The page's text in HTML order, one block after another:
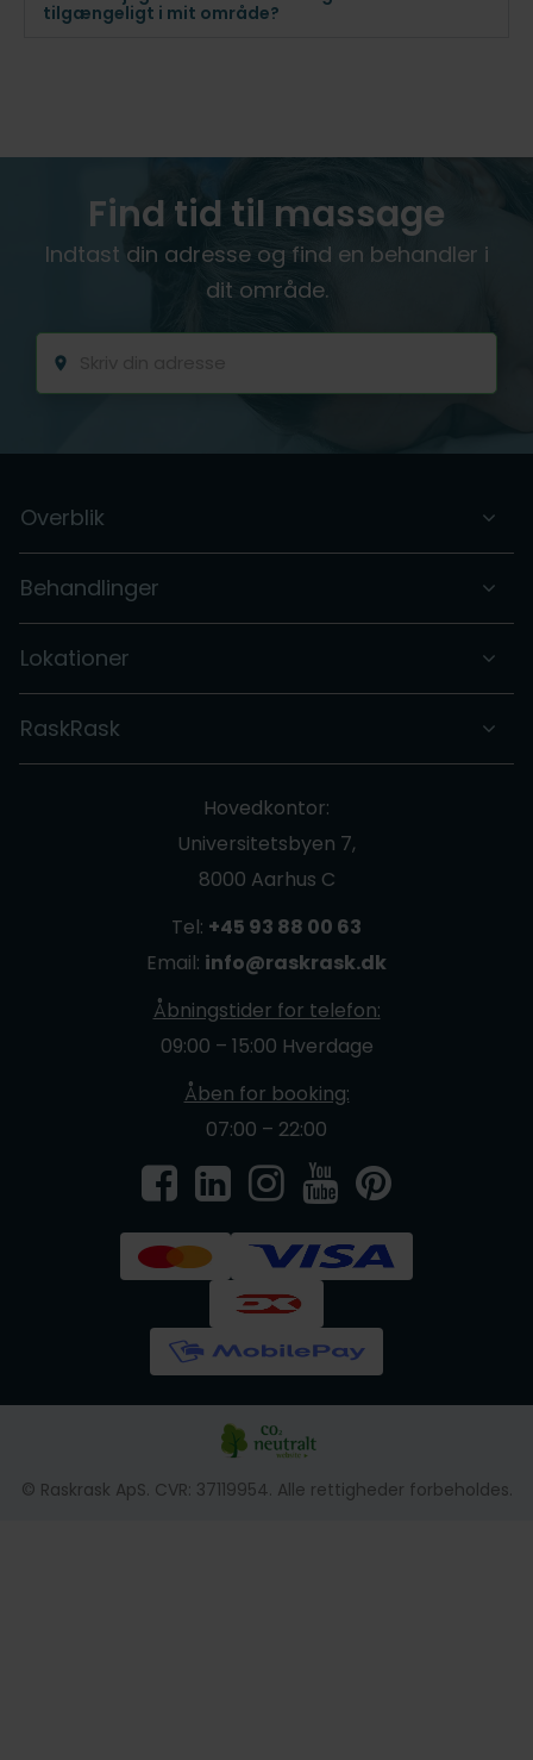
tilgængeligt i mit område?
Find tid til massage
Indtast din adresse og find en behandler i
dit område.
Overblik
Behandlinger
Lokationer
RaskRask
Hovedkontor:
Universitetsbyen 7,
8000 Aarhus C
Tel: +45 93 88 00 63
Email: info@raskrask.dk
Åbningstider for telefon:
09:00 – 15:00 Hverdage
Åben for booking:
07:00 – 22:00
© Raskrask ApS. CVR: 37119954. Alle rettigheder forbeholdes.